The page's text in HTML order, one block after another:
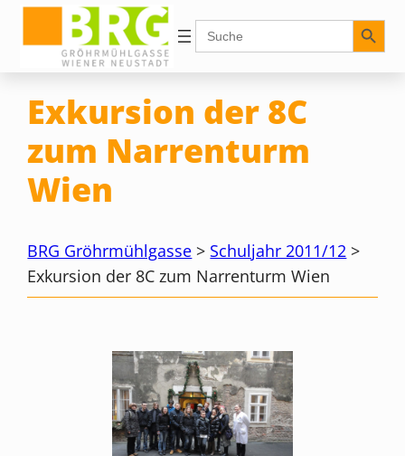
Inhalt
springen
Search
for:
Search Button
Exkursion der 8C
zum Narrenturm
Wien
BRG Gröhrmühlgasse > Schuljahr 2011/12 >
Exkursion der 8C zum Narrenturm Wien